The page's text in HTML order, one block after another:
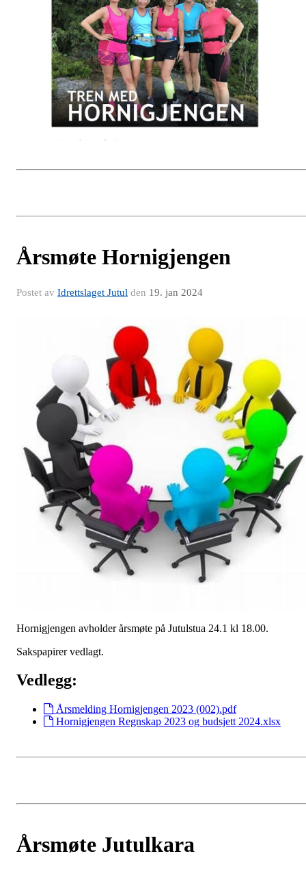
Årsmøte Hornigjengen
Postet av Idrettslaget Jutul den 19. jan 2024
Hornigjengen avholder årsmøte på Jutulstua 24.1 kl 18.00.
Sakspapirer vedlagt.
Vedlegg:
Årsmelding Hornigjengen 2023 (002).pdf
Hornigjengen Regnskap 2023 og budsjett 2024.xlsx
Årsmøte Jutulkara